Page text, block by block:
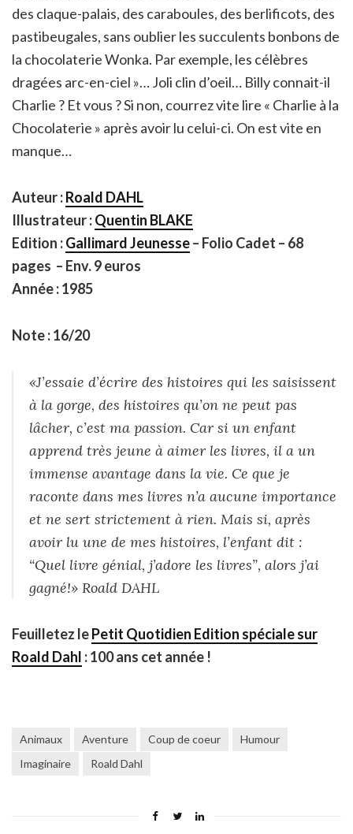
des claque-palais, des caraboules, des berlificots, des
pastibeugales, sans oublier les succulents bonbons de
la chocolaterie Wonka. Par exemple, les célèbres
dragées arc-en-ciel »… Joli clin d’oeil… Billy connait-il
Charlie ? Et vous ? Si non, courrez vite lire « Charlie à la
Chocolaterie » après avoir lu celui-ci. On est vite en
manque…
Auteur :Roald DAHL
Illustrateur :Quentin BLAKE
Edition :Gallimard Jeunesse– Folio Cadet – 68
pages – Env. 9 euros
Année : 1985
Note : 16/20
«J’essaie d’écrire des histoires qui les saisissent
à la gorge, des histoires qu’on ne peut pas
lâcher, c’est ma passion. Car si un enfant
apprend très jeune à aimer les livres, il a un
immense avantage dans la vie. Ce que je
raconte dans mes livres n’a aucune importance
et ne sert strictement à rien. Mais si, après
avoir lu une de mes histoires, l’enfant dit :
“Quel livre génial, j’adore les livres”, alors j’ai
gagné!» Roald DAHL
Feuilletez lePetit Quotidien Edition spéciale sur
Roald Dahl : 100 ans cet année !
Animaux Aventure Coup de coeur
Humour
Imaginaire
Roald Dahl